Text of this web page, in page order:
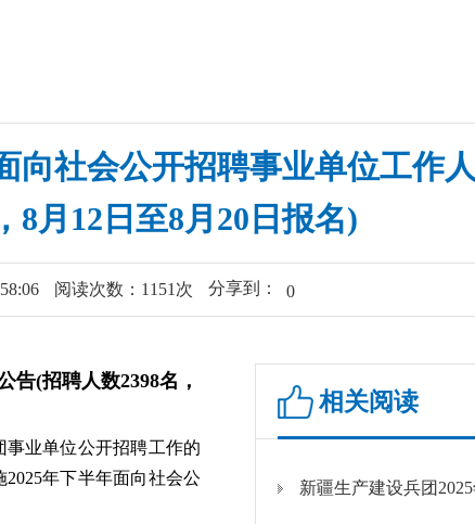
向社会公开招聘事业单位工作人
8月12日至8月20日报名)
阅读次数：1151次 分享到： 0
告(招聘人数2398名，
业单位公开招聘工作的
年下半年面向社会公
相关阅读